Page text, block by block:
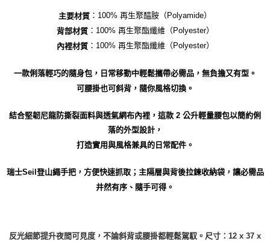
主要材質 ：100% 再生聚醯胺（Polyamide）
背部材質：100% 再生聚酯纖維（Polyester）
內裡材質：100% 再生聚酯纖維（Polyester）
一款俐落輕巧的隨身包，日常移動中輕鬆攜帶必需品，無負擔又有型。
可腰掛也可斜背，隨你風格切換。
結合堅韌尼龍防撕裂面料與透氣網布內裡，這款 2 公升輕量腰包以簡約俐
落的外型設計，
打造實用與風格兼具的日常配件。
瑞士Seil登山繩手把，方便快速抓取；主隔層與背後拉鍊收納袋，讓必需品
井然有序、隨手可得。
反光細節提升夜間可見度，不論斜背或腰掛都輕鬆駕馭。尺寸：12 x 37 x